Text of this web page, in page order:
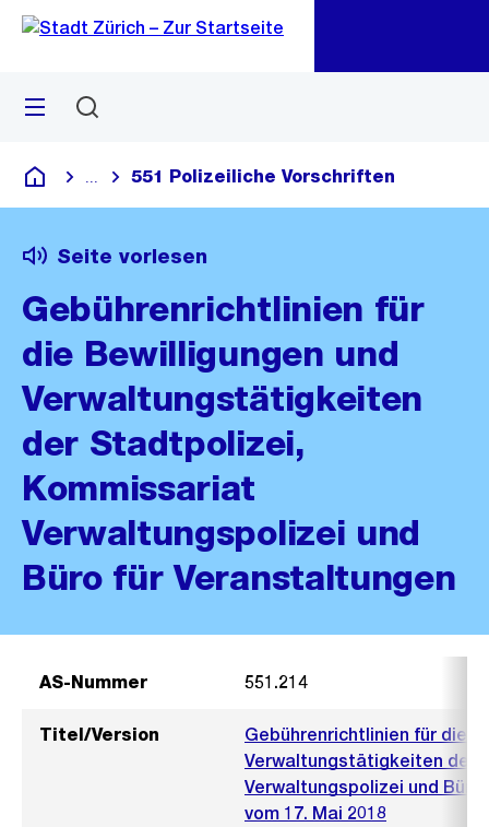
Navigation
Sprunglink
Menü
Deutsch
Blende alle Breadcrumbs ein
551 Polizeiliche Vorschriften
Seite vorlesen
Gebührenrichtlinien für
die Bewilligungen und
Verwaltungstätigkeiten
der Stadtpolizei,
Kommissariat
Verwaltungspolizei und
Büro für Veranstaltungen
AS-Nummer 551.214
Titel/Version
Gebührenrichtlinien für die
Verwaltungstätigkeiten der
Verwaltungspolizei und
vom 17. Mai 2018